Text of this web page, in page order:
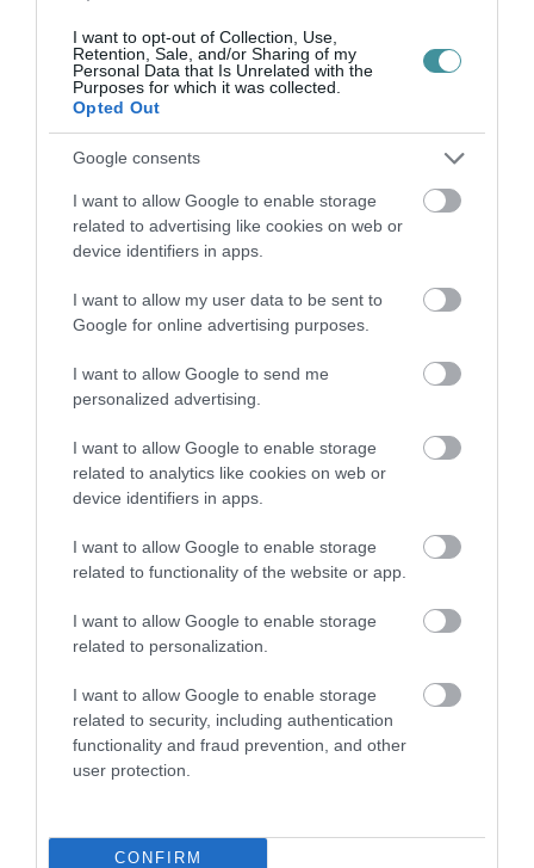
I want to opt-out of Collection, Use,
Retention, Sale, and/or Sharing of my
Personal Data that Is Unrelated with the
Purposes for which it was collected.
Opted Out
Google consents
I want to allow Google to enable storage
related to advertising like cookies on web or
device identifiers in apps.
I want to allow my user data to be sent to
Google for online advertising purposes.
I want to allow Google to send me
personalized advertising.
I want to allow Google to enable storage
related to analytics like cookies on web or
device identifiers in apps.
I want to allow Google to enable storage
related to functionality of the website or app.
I want to allow Google to enable storage
related to personalization.
I want to allow Google to enable storage
related to security, including authentication
functionality and fraud prevention, and other
user protection.
CONFIRM
LEÁLLÍTOTT SZOLGÁLTATÁSOK AZ EGRI...
Eger ügye
TÍZ ÉVE NEM VOLT ILYEN ALACSONY AZ
2026. augusztus 07 Mindenki ügye
ÖS FŐÚTON EGERBEN
2026. augusztus 07|Eger ügye
HALMENTÉS SZARVASKŐNÉL: ŐSHONOS
ÉS VÉDETT HALAKAT MENTETT...
2026. augusztus 07|Környék ügye